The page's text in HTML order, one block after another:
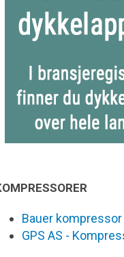
Bauer kompressor
GPS AS -